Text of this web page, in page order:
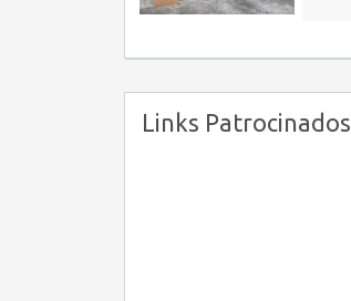
Links Patrocinados